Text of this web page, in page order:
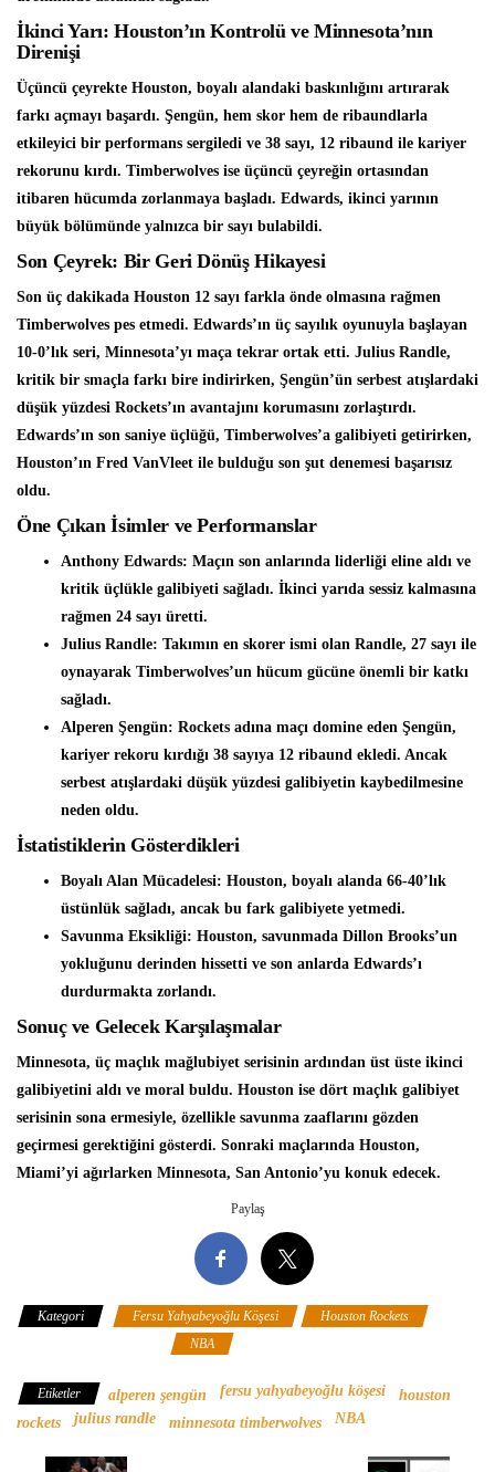
İkinci Yarı: Houston’ın Kontrolü ve Minnesota’nın
Direnişi
Üçüncü çeyrekte Houston, boyalı alandaki baskınlığını artırarak
farkı açmayı başardı. Şengün, hem skor hem de ribaundlarla
etkileyici bir performans sergiledi ve 38 sayı, 12 ribaund ile kariyer
rekorunu kırdı. Timberwolves ise üçüncü çeyreğin ortasından
itibaren hücumda zorlanmaya başladı. Edwards, ikinci yarının
büyük bölümünde yalnızca bir sayı bulabildi.
Son Çeyrek: Bir Geri Dönüş Hikayesi
Son üç dakikada Houston 12 sayı farkla önde olmasına rağmen
Timberwolves pes etmedi. Edwards’ın üç sayılık oyunuyla başlayan
10-0’lık seri, Minnesota’yı maça tekrar ortak etti. Julius Randle,
kritik bir smaçla farkı bire indirirken, Şengün’ün serbest atışlardaki
düşük yüzdesi Rockets’ın avantajını korumasını zorlaştırdı.
Edwards’ın son saniye üçlüğü, Timberwolves’a galibiyeti getirirken,
Houston’ın Fred VanVleet ile bulduğu son şut denemesi başarısız
oldu.
Öne Çıkan İsimler ve Performanslar
Anthony Edwards: Maçın son anlarında liderliği eline aldı ve
kritik üçlükle galibiyeti sağladı. İkinci yarıda sessiz kalmasına
rağmen 24 sayı üretti.
Julius Randle: Takımın en skorer ismi olan Randle, 27 sayı ile
oynayarak Timberwolves’un hücum gücüne önemli bir katkı
sağladı.
Alperen Şengün: Rockets adına maçı domine eden Şengün,
kariyer rekoru kırdığı 38 sayıya 12 ribaund ekledi. Ancak
serbest atışlardaki düşük yüzdesi galibiyetin kaybedilmesine
neden oldu.
İstatistiklerin Gösterdikleri
Boyalı Alan Mücadelesi: Houston, boyalı alanda 66-40’lık
üstünlük sağladı, ancak bu fark galibiyete yetmedi.
Savunma Eksikliği: Houston, savunmada Dillon Brooks’un
yokluğunu derinden hissetti ve son anlarda Edwards’ı
durdurmakta zorlandı.
Sonuç ve Gelecek Karşılaşmalar
Minnesota, üç maçlık mağlubiyet serisinin ardından üst üste ikinci
galibiyetini aldı ve moral buldu. Houston ise dört maçlık galibiyet
serisinin sona ermesiyle, özellikle savunma zaaflarını gözden
geçirmesi gerektiğini gösterdi. Sonraki maçlarında Houston,
Miami’yi ağırlarken Minnesota, San Antonio’yu konuk edecek.
Paylaş
Kategori Fersu Yahyabeyoğlu Köşesi
Houston Rockets
NBA
Etiketler alperen şengün fersu yahyabeyoğlu köşesi
houston
rockets
julius randle minnesota timberwolves NBA